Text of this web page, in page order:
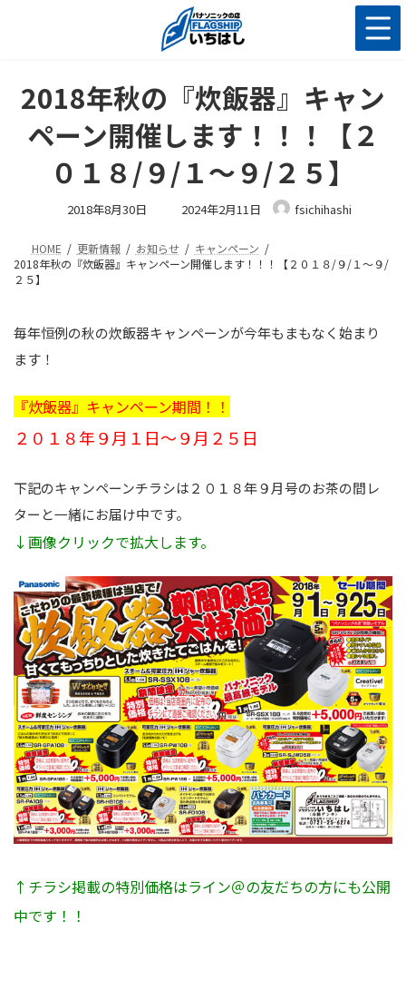
2018年秋の『炊飯器』キャン
ペーン開催します！！！【２
０１８/９/１～９/２５】
2018年8月30日 最
終
日
時
:
2024年2月11日 fsichihashi
HOME 更新情報 お知らせ
キャンペーン
2018年秋の『炊飯器』キャンペーン開催します！！！【２０１８/９/１～９/
２５】
毎年恒例の秋の炊飯器キャンペーンが今年もまもなく始まり
ます！
『炊飯器』キャンペーン期間！！
２０１８年９月１日～９月２５日
下記のキャンペーンチラシは２０１８年９月号のお茶の間レ
ターと一緒にお届け中です。
↓画像クリックで拡大します。
↑チラシ掲載の特別価格はライン＠の友だちの方にも公開
中です！！